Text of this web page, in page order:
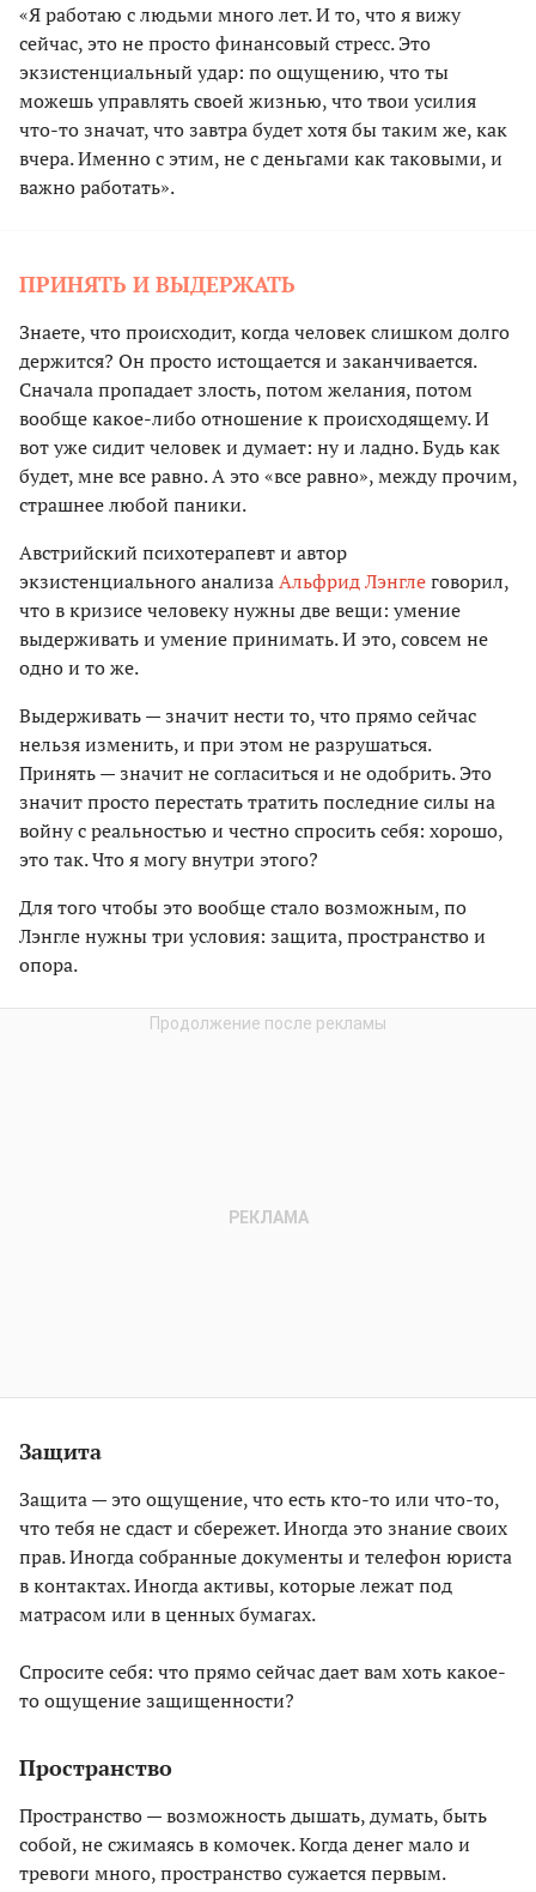
«Я работаю с людьми много лет. И то, что я вижу
сейчас, это не просто финансовый стресс. Это
экзистенциальный удар: по ощущению, что ты
можешь управлять своей жизнью, что твои усилия
что-то значат, что завтра будет хотя бы таким же, как
вчера. Именно с этим, не с деньгами как таковыми, и
важно работать».
ПРИНЯТЬ И ВЫДЕРЖАТЬ
Знаете, что происходит, когда человек слишком долго
держится? Он просто истощается и заканчивается.
Сначала пропадает злость, потом желания, потом
вообще какое-либо отношение к происходящему. И
вот уже сидит человек и думает: ну и ладно. Будь как
будет, мне все равно. А это «все равно», между прочим,
страшнее любой паники.
Австрийский психотерапевт и автор
экзистенциального анализаАльфрид Лэнглеговорил,
что в кризисе человеку нужны две вещи: умение
выдерживать и умение принимать. И это, совсем не
одно и то же.
Выдерживать — значит нести то, что прямо сейчас
нельзя изменить, и при этом не разрушаться.
Принять — значит не согласиться и не одобрить. Это
значит просто перестать тратить последние силы на
войну с реальностью и честно спросить себя: хорошо,
это так. Что я могу внутри этого?
Для того чтобы это вообще стало возможным, по
Лэнгле нужны три условия: защита, пространство и
опора.
Защита
Защита — это ощущение, что есть кто-то или что-то,
что тебя не сдаст и сбережет. Иногда это знание своих
прав. Иногда собранные документы и телефон юриста
в контактах. Иногда активы, которые лежат под
матрасом или в ценных бумагах.
Спросите себя: что прямо сейчас дает вам хоть какое-
то ощущение защищенности?
Пространство
Пространство — возможность дышать, думать, быть
собой, не сжимаясь в комочек. Когда денег мало и
тревоги много, пространство сужается первым.